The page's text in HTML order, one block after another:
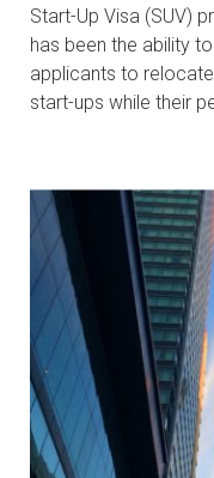
Start-Up Visa (SUV)
has been the ability
applicants to
start-ups while their